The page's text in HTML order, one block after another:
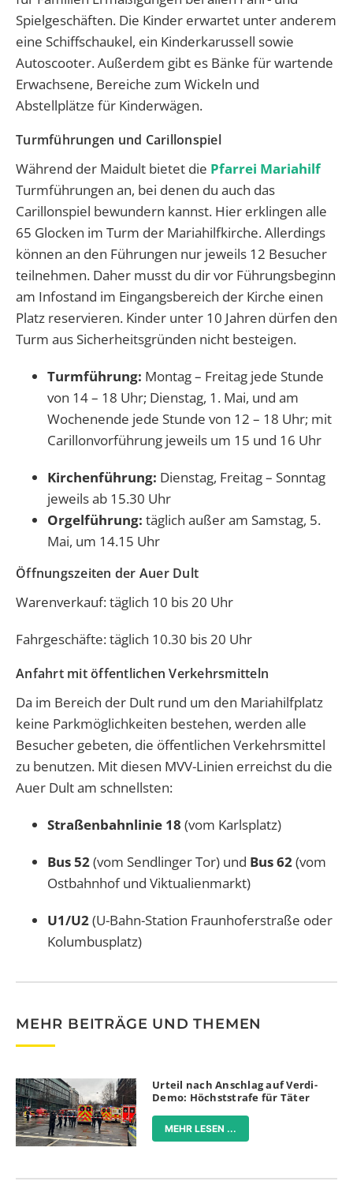
Spielgeschäften. Die Kinder erwartet unter anderem
eine Schiffschaukel, ein Kinderkarussell sowie
Autoscooter. Außerdem gibt es Bänke für wartende
Erwachsene, Bereiche zum Wickeln und
Abstellplätze für Kinderwägen.
Turmführungen und Carillonspiel
Während der Maidult bietet die Pfarrei Mariahilf
Turmführungen an, bei denen du auch das
Carillonspiel bewundern kannst. Hier erklingen alle
65 Glocken im Turm der Mariahilfkirche. Allerdings
können an den Führungen nur jeweils 12 Besucher
teilnehmen. Daher musst du dir vor Führungsbeginn
am Infostand im Eingangsbereich der Kirche einen
Platz reservieren. Kinder unter 10 Jahren dürfen den
Turm aus Sicherheitsgründen nicht besteigen.
Turmführung: Montag – Freitag jede Stunde
von 14 – 18 Uhr; Dienstag, 1. Mai, und am
Wochenende jede Stunde von 12 – 18 Uhr; mit
Carillonvorführung jeweils um 15 und 16 Uhr
Kirchenführung: Dienstag, Freitag – Sonntag
jeweils ab 15.30 Uhr
Orgelführung: täglich außer am Samstag, 5.
Mai, um 14.15 Uhr
Öffnungszeiten der Auer Dult
Warenverkauf: täglich 10 bis 20 Uhr
Fahrgeschäfte: täglich 10.30 bis 20 Uhr
Anfahrt mit öffentlichen Verkehrsmitteln
Da im Bereich der Dult rund um den Mariahilfplatz
keine Parkmöglichkeiten bestehen, werden alle
Besucher gebeten, die öffentlichen Verkehrsmittel
zu benutzen. Mit diesen MVV-Linien erreichst du die
Auer Dult am schnellsten:
Straßenbahnlinie 18 (vom Karlsplatz)
Bus 52(vom Sendlinger Tor) und Bus 62(vom
Ostbahnhof und Viktualienmarkt)
U1/U2(U-Bahn-Station Fraunhoferstraße oder
Kolumbusplatz)
MEHR BEITRÄGE UND THEMEN
Urteil nach Anschlag auf Verdi-
Demo: Höchststrafe für Täter
MEHR LESEN ...